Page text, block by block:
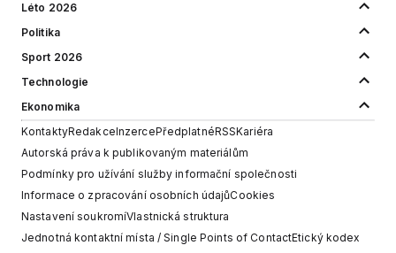
Léto 2026
Politika
Sport 2026
Technologie
Ekonomika
KontaktyRedakceInzercePředplatnéRSSKariéra
Autorská práva k publikovaným materiálům
Podmínky pro užívání služby informační společnosti
Informace o zpracování osobních údajůCookies
Nastavení soukromíVlastnická struktura
Jednotná kontaktní místa / Single Points of ContactEtický kodex